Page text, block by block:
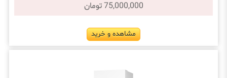
75,000,000 تومان
مشاهده و خرید